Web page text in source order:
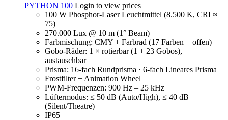
PYTHON 100 Login to view prices
100 W Phosphor-Laser Leuchtmittel (8.500 K, CRI ≈
75)
270.000 Lux @ 10 m (1° Beam)
Farbmischung: CMY + Farbrad (17 Farben + offen)
Gobo-Räder: 1 × rotierbar (1 + 23 Gobos),
austauschbar
Prisma: 16-fach Rundprisma · 6-fach Lineares Prisma
Frostfilter + Animation Wheel
PWM-Frequenzen: 900 Hz – 25 kHz
Lüftermodus: ≤ 50 dB (Auto/High), ≤ 40 dB
(Silent/Theatre)
IP65